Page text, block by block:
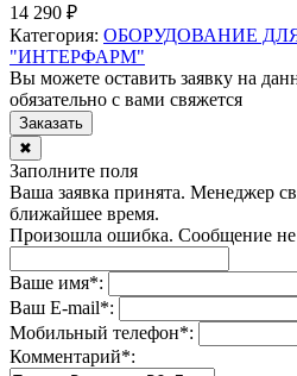
14 290 ₽
Категория: ОБОРУДОВАНИЕ
"ИНТЕРФАРМ"
Вы можете оставить заявку на
обязательно с вами свяжется
Заказать
✖
Заполните поля
Ваша заявка принята. Менеджер
ближайшее время.
Произошла ошибка. Сообщение не
Ваше имя*:
Ваш E-mail*:
Мобильный телефон*:
Комментарий*: